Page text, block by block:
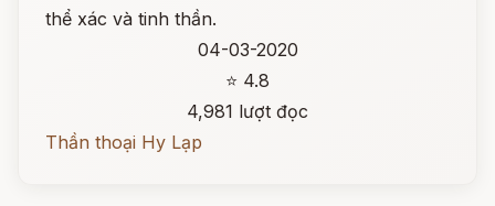
thể xác và tinh thần.
04-03-2020
⭐ 4.8
4,981 lượt đọc
Thần thoại Hy Lạp